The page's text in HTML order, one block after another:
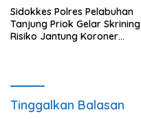
Sidokkes Polres Pelabuhan
Tanjung Priok Gelar Skrining
Risiko Jantung Koroner
Tinggalkan Balasan